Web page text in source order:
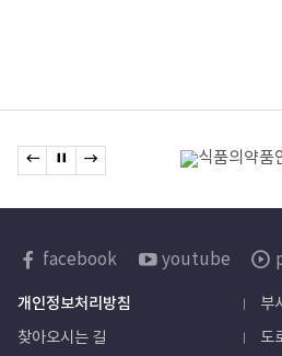
관련기관
이전 배너로 이동
배너 정지다음 배너로 이동
한국보건산업진흥원
sns
바로가기
facebook youtube
개인정보처리방침
부
찾아오시는 길
도